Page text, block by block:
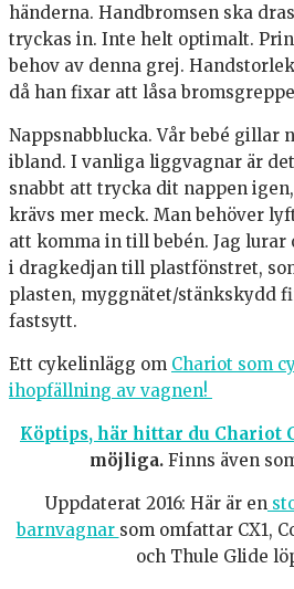
händerna. Handbromsen ska
tryckas in. Inte helt optimalt.
behov av denna grej.
då han fixar att låsa
Nappsnabblucka. Vår bebé gillar
ibland. I vanliga liggvagnar är
snabbt att trycka dit nappen
krävs mer meck. Man behöver
att komma in till bebén. Jag
i dragkedjan till plastfönstret,
plasten, myggnätet/stänkskydd
fastsytt.
Ett cykelinlägg om Chariot som
ihopfällning av vagnen!
Köptips, här hittar du Chariot
möjliga.Finns även
Uppdaterat 2016: Här är en
barnvagnar som omfattar CX1,
och Thule Glide